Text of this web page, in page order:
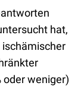
hat,
oder weniger)